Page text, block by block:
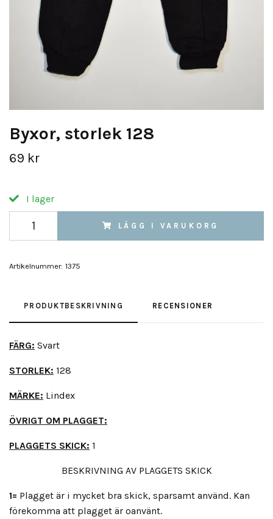
Byxor, storlek 128
69 kr
I lager
LÄGG I VARUKORG
Artikelnummer: 1375
PRODUKTBESKRIVNING RECENSIONER
FÄRG: Svart
STORLEK: 128
MÄRKE: Lindex
ÖVRIGT OM PLAGGET:
PLAGGETS SKICK: 1
BESKRIVNING AV PLAGGETS SKICK
1= Plagget är i mycket bra skick, sparsamt använd. Kan
förekomma att plagget är oanvänt.